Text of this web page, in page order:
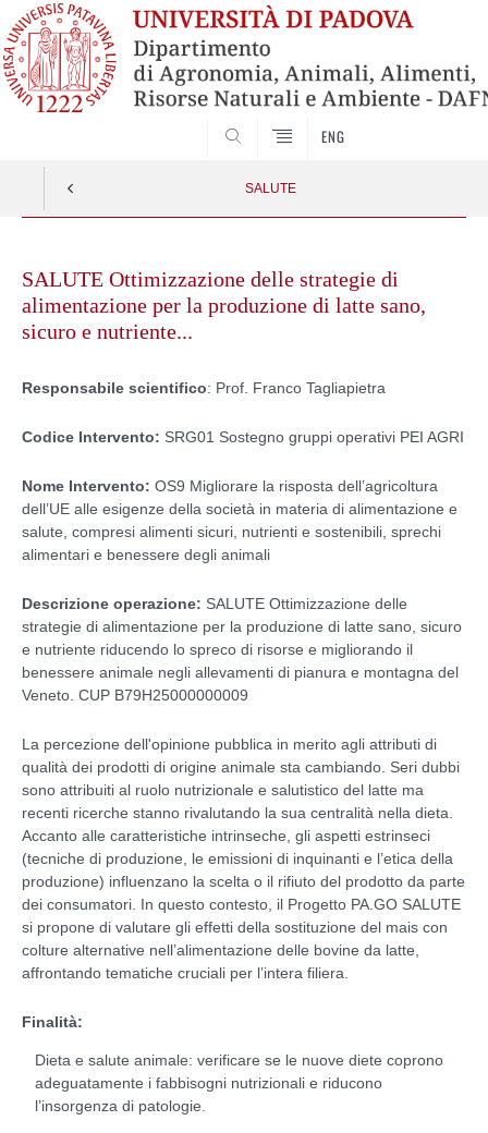
ENG
SALUTE
contentSALUTE Ottimizzazione delle strategie di
alimentazione per la produzione di latte sano,
sicuro e nutriente...
Responsabile scientifico: Prof. Franco Tagliapietra
Codice Intervento: SRG01 Sostegno gruppi operativi PEI AGRI
Nome Intervento: OS9 Migliorare la risposta dell’agricoltura
dell’UE alle esigenze della società in materia di alimentazione e
salute, compresi alimenti sicuri, nutrienti e sostenibili, sprechi
alimentari e benessere degli animali
Descrizione operazione: SALUTE Ottimizzazione delle
strategie di alimentazione per la produzione di latte sano, sicuro
e nutriente riducendo lo spreco di risorse e migliorando il
benessere animale negli allevamenti di pianura e montagna del
Veneto. CUP B79H25000000009
La percezione dell'opinione pubblica in merito agli attributi di
qualità dei prodotti di origine animale sta cambiando. Seri dubbi
sono attribuiti al ruolo nutrizionale e salutistico del latte ma
recenti ricerche stanno rivalutando la sua centralità nella dieta.
Accanto alle caratteristiche intrinseche, gli aspetti estrinseci
(tecniche di produzione, le emissioni di inquinanti e l’etica della
produzione) influenzano la scelta o il rifiuto del prodotto da parte
dei consumatori. In questo contesto, il Progetto PA.GO SALUTE
si propone di valutare gli effetti della sostituzione del mais con
colture alternative nell’alimentazione delle bovine da latte,
affrontando tematiche cruciali per l’intera filiera.
Finalità:
Dieta e salute animale: verificare se le nuove diete coprono
adeguatamente i fabbisogni nutrizionali e riducono
l’insorgenza di patologie.